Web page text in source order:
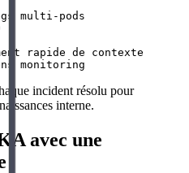
multi-pods
rapide de contexte
incident résolu pour
interne.
avec une